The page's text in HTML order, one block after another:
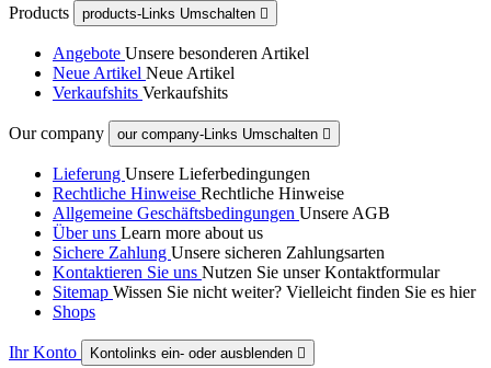
Products products-Links Umschalten 
Angebote Unsere besonderen Artikel
Neue Artikel Neue Artikel
Verkaufshits Verkaufshits
Our company our company-Links Umschalten 
Lieferung Unsere Lieferbedingungen
Rechtliche Hinweise Rechtliche Hinweise
Allgemeine Geschäftsbedingungen Unsere AGB
Über uns Learn more about us
Sichere Zahlung Unsere sicheren Zahlungsarten
Kontaktieren Sie uns Nutzen Sie unser Kontaktformular
Sitemap Wissen Sie nicht weiter? Vielleicht finden Sie es hier
Shops
Ihr Konto Kontolinks ein- oder ausblenden 